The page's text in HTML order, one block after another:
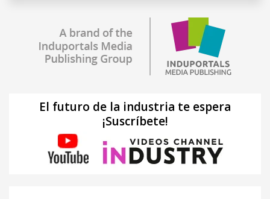
El futuro de la industria te espera
¡Suscríbete!